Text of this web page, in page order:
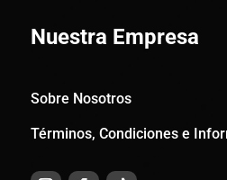
Nuestra Empresa
Sobre Nosotros
Términos, Condiciones e